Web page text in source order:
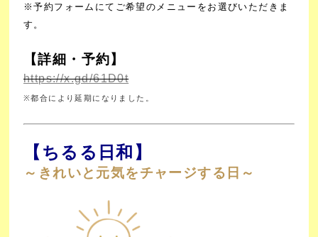
※予約フォームにてご希望のメニューをお選びいただきま
す。
【詳細・予約】
https://x.gd/61D0t
※都合により延期になりました。
【ちるる日和】
～きれいと元気をチャージする日～